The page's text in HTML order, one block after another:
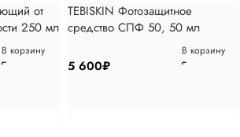
от
250 мл
В корзину
TEBISKIN Фотозащитное
средство СПФ 50, 50 мл
5 600₽
В корзину